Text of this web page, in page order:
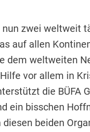
zwei weltweit
auf allen
dem weltweiten
vor allem in
die BÜFA
ein bisschen
beiden